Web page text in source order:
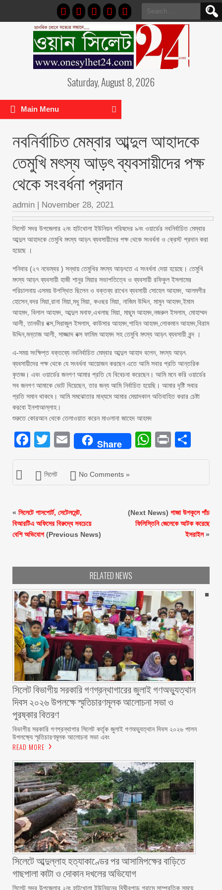
Search
for:
Saturday, August 8, 2026
Main Menu
নবনির্বাচিত মেম্বার আব্দুল আহাদকে
তেমুখি মৎস্য আড়ৎ ব্যবসায়ীদের পক্ষ
থেকে সংবর্ধনা প্রদান
admin | November 28, 2021
সিলেট সদর উপজেলার ২নং হাটখোলা ইউনিয়ন পরিষদের ৯নং ওয়ার্ডের নবনির্বাচিত মেম্বার
আব্দুল আহাদকে তেমুখি মৎস্য আড়ৎ ব্যবসায়ীদের পক্ষ থেকে সংবর্ধনা ও ক্রেস্ট প্রদান করা
হয়েছে ।
শনিবার (২৭ নভেম্বর ) সন্ধায় তেমুখির মৎস্য আড়ৎতে এ সংবর্ধনা দেয়া হয়েছে। তেমুখি
মৎস্য আড়ৎ ব্যবসায়ী হাজী শানুর মিয়ার সভাপতিত্বে ও ব্যবসায়ী রফিকুল ইসলামের
পরিচালনায় এসময় উপস্থিত ছিলেন ও বক্তব্য রাখেন ব্যবসায়ী সোহেল আহমদ, আলমগীর
হোসেন,বদর মিয়া,রানা মিয়া,মধু মিয়া, কওছর মিয়া, নাজিম উদ্দিন, মামুন আহমদ,ইমাম
আহমদ, বিলাল আহমদ, আব্দুল মনাফ,এখলাছ মিয়া, মাছুম আহমদ,নজরুল ইসলাম, মোহাম্মদ
আলী, তানভীর বক্স,সিরাজুল ইসলাম, কাউসার আহমদ,শাহিন আহমদ,লোকমান আহমদ,বিরাম
উদ্দিন,মন্তাজ আলী, সাজ্জাদ বক্স ফামিম আহমদ সহ তেমুখি মৎস্য আড়ৎ ব্যবসায়ী বৃন্দ ।
এ-সময় সংক্ষিপ্ত বক্তব্যে নবনির্বাচিত মেম্বার আব্দুল আহাদ বলেন, মৎস্য আড়ৎ
ব্যবসায়ীদের পক্ষ থেকে যে সংবর্ধনা আয়োজন করছেন এতে আমি সবার প্রতি আন্তরিক
কৃতজ্ঞ। এবং ওয়ার্ডের জনগণ আমার প্রতি যে বিবেচনা করেছেন। আমি মনে করি ওয়ার্ডের
সব জনগণ আমাকে ভোট দিয়েছেন, তার জন্য আমি নির্বাচিত হয়েছি। আমার দৃষ্টি সবার
প্রতি সমান থাকবে। আমি সমঝোতার মাধ্যমে আমার মেয়াদকাল অতিবাহিত করার চেষ্টা
করবো ইনশাআল্লাহ।
শুরুতে কোরআন থেকে তেলাওয়াত করেন মাওলানা জাহেদ আহমদ
Facebook
Twitter
EmailShare Print
সিলেট No Comments »
« সিলেটে পাসপোর্ট, সেটেলমেন্ট,
বিআরটিএ অফিসের বিরুদ্ধে সবচেয়ে
বেশি অভিযোগ(Previous News)
(Next News) গাজা উপকূলে পাঁচ
ফিলিস্তিনি জেলেকে আটক করেছে
ইসরাইল»
RELATED NEWS
সিলেট বিভাগীয় সরকারি গণগ্রন্থাগারের জুলাই গণঅভ্যুত্থান
দিবস ২০২৬ উপলক্ষে স্মৃতিচারণমূলক আলোচনা সভা ও
পুরষ্কার বিতরণ ‎ ‎
বিভাগীয় সরকারি গণগ্রন্থাগার সিলেট কর্তৃক জুলাই গণঅভ্যুত্থান দিবস ২০২৬ পালন
উপলক্ষ্যে স্মৃতিচারণমূলক আলোচনা সভা এবং
READ MORE
সিলেটে আব্দুল্লাহ হত্যাকাণ্ডের পর আসামিপক্ষের বাড়িতে
গাছপালা কাটা ও দোকান দখলের অভিযোগ
সিলেট সদর উপজেলার ২নং হাটখোলা ইউনিয়নের দিঘীরপাড় গ্রামে সাম্প্রতিক সময়ে